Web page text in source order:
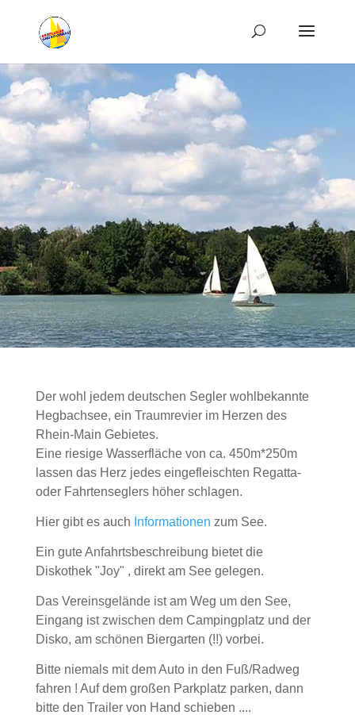
Der wohl jedem deutschen Segler wohlbekannte
Hegbachsee, ein Traumrevier im Herzen des
Rhein-Main Gebietes.
Eine riesige Wasserfläche von ca. 450m*250m
lassen das Herz jedes eingefleischten Regatta-
oder Fahrtenseglers höher schlagen.
Hier gibt es auch Informationen zum See.
Ein gute Anfahrtsbeschreibung bietet die
Diskothek "Joy" , direkt am See gelegen.
Das Vereinsgelände ist am Weg um den See,
Eingang ist zwischen dem Campingplatz und der
Disko, am schönen Biergarten (!!) vorbei.
Bitte niemals mit dem Auto in den Fuß/Radweg
fahren ! Auf dem großen Parkplatz parken, dann
bitte den Trailer von Hand schieben ....